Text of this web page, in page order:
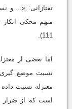
تفتازانى: «... و
منهم محکى
111).
نسبت موضع گیرى
معتزله نسبت
است که از